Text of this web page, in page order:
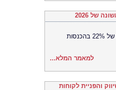
הביצוע המסחרי בארה"ב מניע את מומנטום ההשקה, מה שהוביל לצמיחה רציפה של 22% בהכנסות
למאמר המלא...